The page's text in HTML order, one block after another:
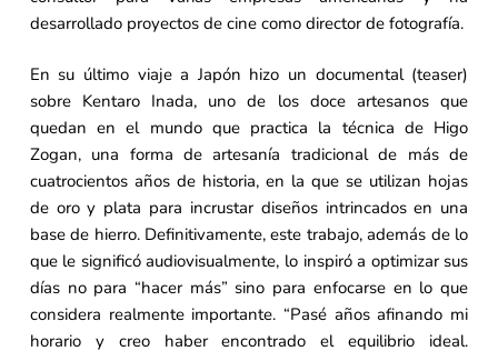
desarrollado proyectos de cine como director de fotografía.
En su último viaje a Japón hizo un documental (teaser)
sobre Kentaro Inada, uno de los doce artesanos que
quedan en el mundo que practica la técnica de Higo
Zogan, una forma de artesanía tradicional de más de
cuatrocientos años de historia, en la que se utilizan hojas
de oro y plata para incrustar diseños intrincados en una
base de hierro. Definitivamente, este trabajo, además de lo
que le significó audiovisualmente, lo inspiró a optimizar sus
días no para “hacer más” sino para enfocarse en lo que
considera realmente importante. “Pasé años afinando mi
horario y creo haber encontrado el equilibrio ideal.